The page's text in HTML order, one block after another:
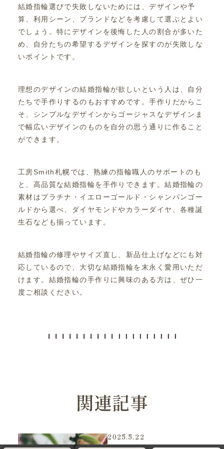
結婚指輪選びで失敗しないためには、デザインや予
算、利用シーン、ブランドなどを考慮して選ぶとよい
でしょう。特にデザインを後悔した人の割合が多いた
め、自分たちの希望するデザインを探すのが失敗しな
いポイントです。
理想のデザインの結婚指輪が欲しいという人は、自分
たちで手作りするのもおすすめです。手作りだからこ
そ、シンプルなデザインからゴージャスなデザインま
で幅広いデザインのものを自分の思う通りに作ること
ができます。
工房Smith札幌では、熟練の指輪職人のサポートのも
と、高品質な結婚指輪を手作りできます。結婚指輪の
素材はプラチナ・イエローゴールド・シャンパンゴー
ルドから選べ、ダイヤモンドやカラーダイヤ、各種誕
生石なども揃っています。
結婚指輪の修理やサイズ直し、新品仕上げなどにも対
応しているので、大切な結婚指輪を末永く愛用いただ
けます。結婚指輪の手作りに興味のある方は、ぜひ一
度ご相談ください。
関連記事
2025.5.22